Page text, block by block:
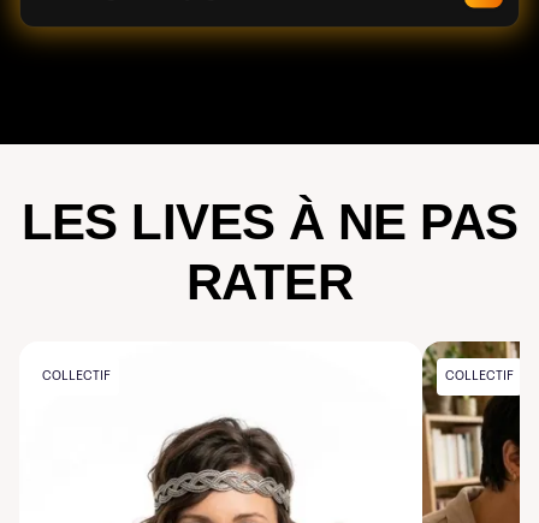
LES LIVES À NE PAS
RATER
COLLECTIF COLLECTIF